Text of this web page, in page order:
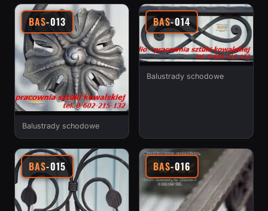
BAS-013
Balustrady schodowe
BAS-014
Balustrady schodowe
BAS-015 BAS-016